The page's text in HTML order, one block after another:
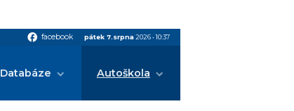
facebook facebook pátek 7.srpna 2026•10:37
Databáze Autoškola